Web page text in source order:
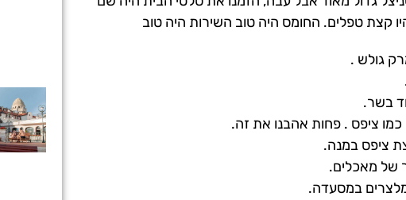
קצת טפלים. החומס היה טוב השירות היה טוב
גולש .
בשר.
ציפס . פחות אהבנו את זה.
ציפס במנה.
של מאכלים.
במסעדה.